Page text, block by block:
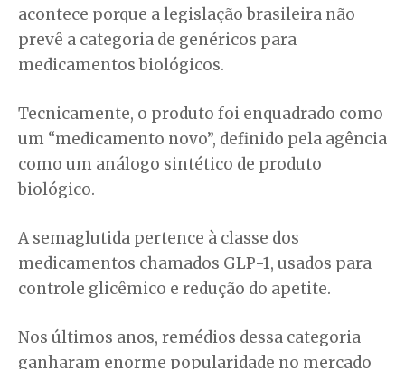
acontece porque a legislação brasileira não
prevê a categoria de genéricos para
medicamentos biológicos.
Tecnicamente, o produto foi enquadrado como
um “medicamento novo”, definido pela agência
como um análogo sintético de produto
biológico.
A semaglutida pertence à classe dos
medicamentos chamados GLP-1, usados para
controle glicêmico e redução do apetite.
Nos últimos anos, remédios dessa categoria
ganharam enorme popularidade no mercado